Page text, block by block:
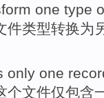
one type
件类型转换为
only one
个文件仅包含